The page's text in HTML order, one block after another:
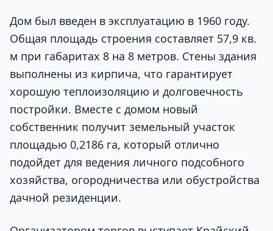
Дом был введен в эксплуатацию в 1960 году.
Общая площадь строения составляет 57,9 кв.
м при габаритах 8 на 8 метров. Стены здания
выполнены из кирпича, что гарантирует
хорошую теплоизоляцию и долговечность
постройки. Вместе с домом новый
собственник получит земельный участок
площадью 0,2186 га, который отлично
подойдет для ведения личного подсобного
хозяйства, огородничества или обустройства
дачной резиденции.